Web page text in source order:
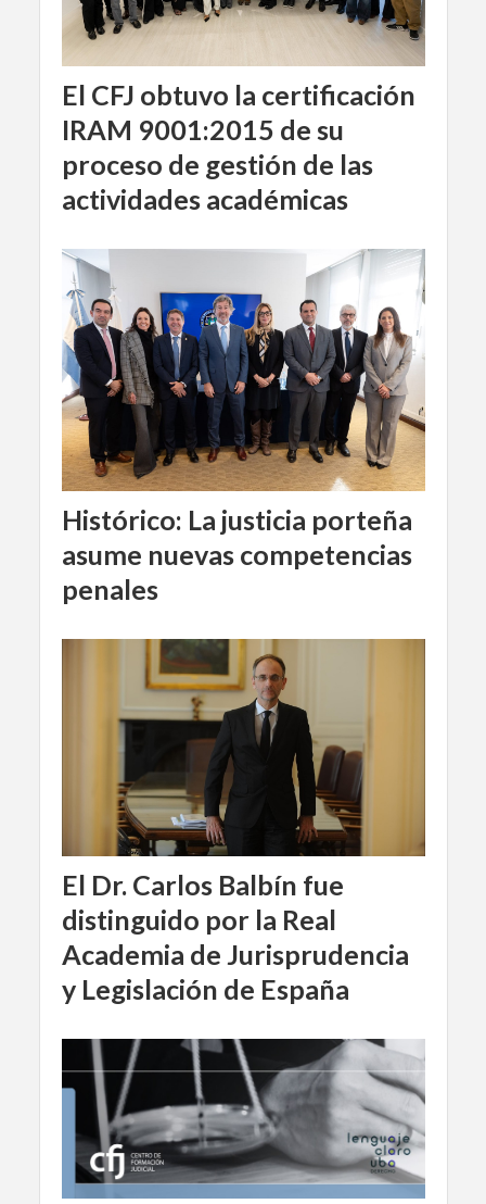
El CFJ obtuvo la certificación
IRAM 9001:2015 de su
proceso de gestión de las
actividades académicas
Histórico: La justicia porteña
asume nuevas competencias
penales
El Dr. Carlos Balbín fue
distinguido por la Real
Academia de Jurisprudencia
y Legislación de España